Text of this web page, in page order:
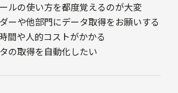
ルの使い方を都度覚えるのが大変
ーや他部門にデータ取得をお願いする
間や人的コストがかかる
の取得を自動化したい